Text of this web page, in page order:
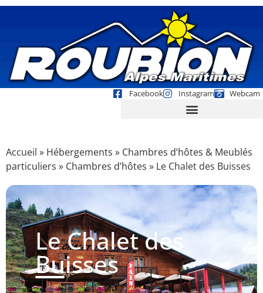
Facebook Instagram Webcam
Accueil » Hébergements » Chambres d’hôtes & Meublés
particuliers » Chambres d’hôtes » Le Chalet des Buisses
Le Chalet des
Buisses